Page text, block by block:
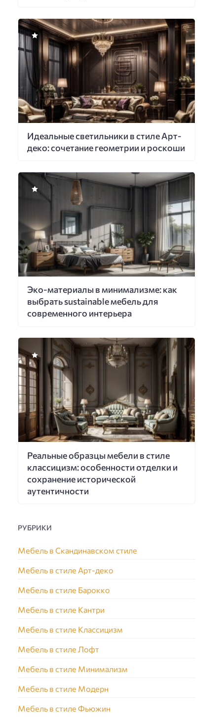
Идеальные светильники в стиле Арт-
деко: сочетание геометрии и роскоши
Эко-материалы в минимализме: как
выбрать sustainable мебель для
современного интерьера
Реальные образцы мебели в стиле
классицизм: особенности отделки и
сохранение исторической
аутентичности
РУБРИКИ
Мебель в Скандинавском стиле
Мебель в стиле Арт-деко
Мебель в стиле Барокко
Мебель в стиле Кантри
Мебель в стиле Классицизм
Мебель в стиле Лофт
Мебель в стиле Минимализм
Мебель в стиле Модерн
Мебель в стиле Фьюжин